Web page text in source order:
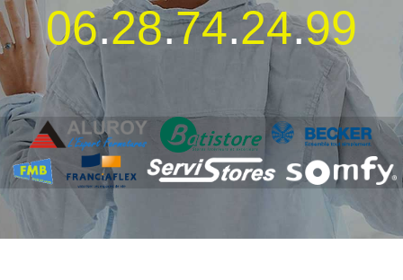
06.28.74.24.99